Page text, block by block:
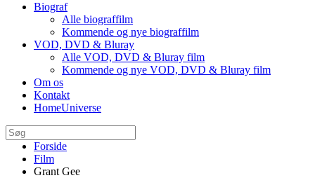
Biograf
Alle biograffilm
Kommende og nye biograffilm
VOD, DVD & Bluray
Alle VOD, DVD & Bluray film
Kommende og nye VOD, DVD & Bluray film
Om os
Kontakt
HomeUniverse
Forside
Film
Grant Gee